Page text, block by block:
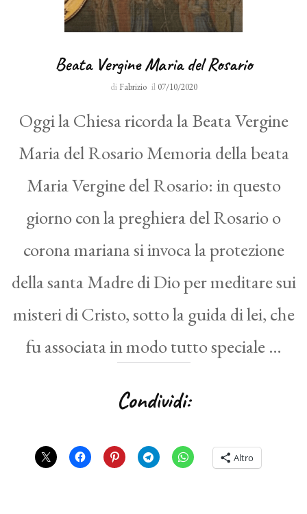
Beata Vergine Maria del Rosario
di Fabrizio il 07/10/2020
Oggi la Chiesa ricorda la Beata Vergine
Maria del Rosario Memoria della beata
Maria Vergine del Rosario: in questo
giorno con la preghiera del Rosario o
corona mariana si invoca la protezione
della santa Madre di Dio per meditare sui
misteri di Cristo, sotto la guida di lei, che
fu associata in modo tutto speciale …
Condividi:
Altro